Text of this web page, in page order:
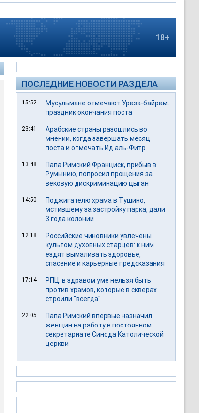
18+
ПОСЛЕДНИЕ НОВОСТИ РАЗДЕЛА
15:52
Мусульмане отмечают Ураза-байрам,
праздник окончания поста
23:41
Арабские страны разошлись во
мнении, когда завершать месяц
поста и отмечать Ид аль-Фитр
13:48
Папа Римский Франциск, прибыв в
Румынию, попросил прощения за
вековую дискриминацию цыган
14:50
Поджигателю храма в Тушино,
мстившему за застройку парка, дали
3 года колонии
12:18
Российские чиновники увлечены
культом духовных старцев: к ним
ездят вымаливать здоровье,
спасение и карьерные предсказания
17:14
РПЦ: в здравом уме нельзя быть
против храмов, которые в скверах
строили "всегда"
22:05
Папа Римский впервые назначил
женщин на работу в постоянном
секретариате Синода Католической
церкви